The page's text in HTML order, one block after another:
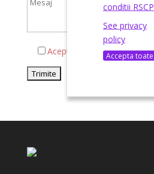
Acepta termenii si conditiile
conditii RSCP
See privacy
policy
Accepta toate